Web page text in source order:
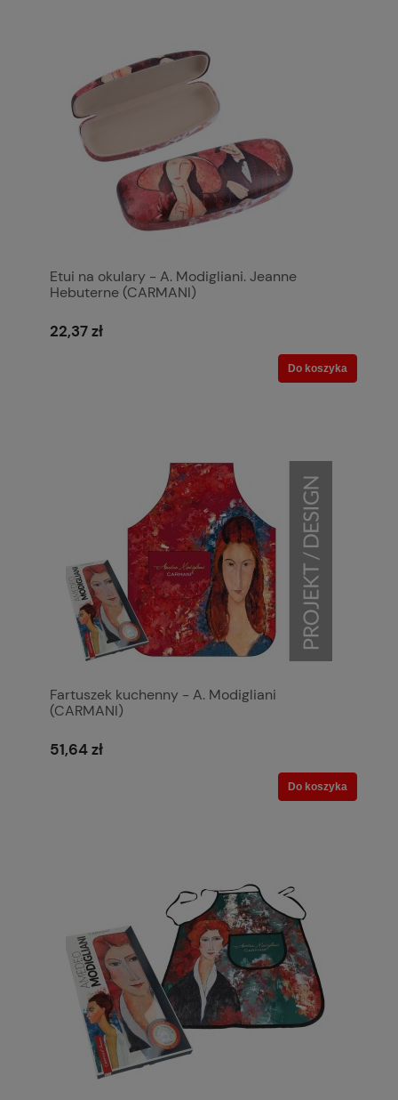
Etui na okulary - A. Modigliani. Jeanne
Hebuterne (CARMANI)
22,37 zł
Do koszyka
Fartuszek kuchenny - A. Modigliani
(CARMANI)
51,64 zł
Do koszyka